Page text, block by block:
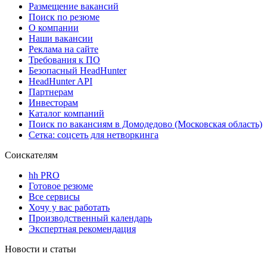
Размещение вакансий
Поиск по резюме
О компании
Наши вакансии
Реклама на сайте
Требования к ПО
Безопасный HeadHunter
HeadHunter API
Партнерам
Инвесторам
Каталог компаний
Поиск по вакансиям в Домодедово (Московская область)
Сетка: соцсеть для нетворкинга
Соискателям
hh PRO
Готовое резюме
Все сервисы
Хочу у вас работать
Производственный календарь
Экспертная рекомендация
Новости и статьи